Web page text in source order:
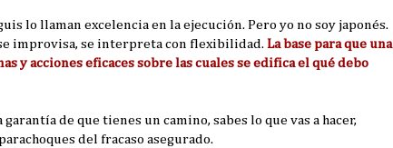
lo llaman excelencia en la ejecución. Pero yo no soy japonés.
improvisa, se interpreta con flexibilidad. La base para que una
y acciones eficaces sobre las cuales se edifica el qué debo
de que tienes un camino, sabes lo que vas a hacer,
del fracaso asegurado.